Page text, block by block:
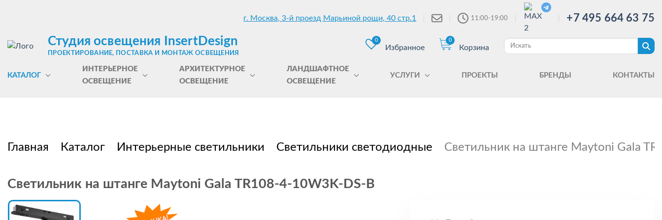
г. Москва, 3-й проезд Марьиной рощи, 40 стр.1 11:00-19:00 +7 495 664 63 75
Студия освещения InsertDesign
ПРОЕКТИРОВАНИЕ, ПОСТАВКА И МОНТАЖ ОСВЕЩЕНИЯ
0
Избранное
0
Корзина
КАТАЛОГ
ИНТЕРЬЕРНОЕ
ОСВЕЩЕНИЕ
АРХИТЕКТУРНОЕ
ОСВЕЩЕНИЕ
ЛАНДШАФТНОЕ
ОСВЕЩЕНИЕ
УСЛУГИ ПРОЕКТЫ БРЕНДЫ КОНТАКТЫ
Главная Каталог Интерьерные светильники Светильники светодиодные Светильник на штанге Maytoni Gala
Светильник на штанге Maytoni Gala TR108-4-10W3K-DS-B